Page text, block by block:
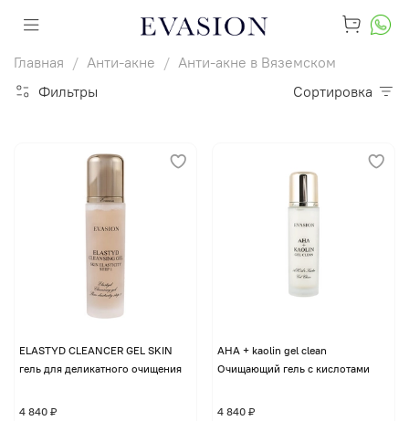
Главная Анти-акне
Анти-акне в Вяземском
Фильтры
Сортировка
ELASTYD CLEANCER GEL SKIN
гель для деликатного очищения
4 840 ₽
AHA + kaolin gel clean
Очищающий гель с кислотами
4 840 ₽